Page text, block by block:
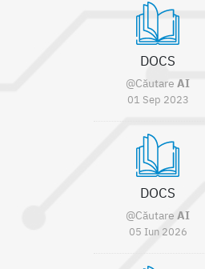
DOCS
@Căutare AI
01 Sep 2023
DOCS
@Căutare AI
05 Iun 2026